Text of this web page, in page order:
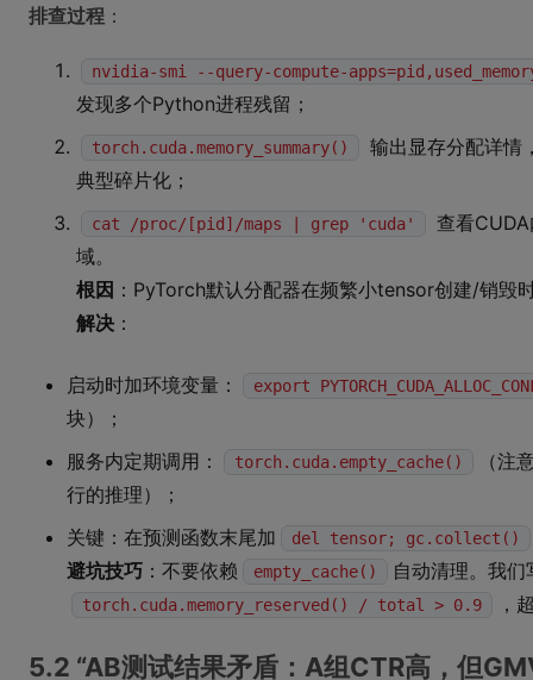
排查过程 ：
nvidia-smi --query-compute-
发现多个Python进程残留；
torch.cuda.memory_summary()
输出显存分配详情
典型碎片化；
cat /proc/[pid]/maps | grep 'cuda'
查看
域。
根因 ：PyTorch默认分配器在频繁小tensor创建/销毁
解决 ：
启动时加环境变量： export
块）；
服务内定期调用：
torch.cuda.empty_cache()
（注
行的推理）；
关键：在预测函数末尾加
del tensor; gc.collect()
避坑技巧 ：不要依赖 empty_cache() 自动清理。我
torch.cuda.memory_reserved() / total > 0.9 ，
5.2 “AB测试结果矛盾：A组CTR高，但